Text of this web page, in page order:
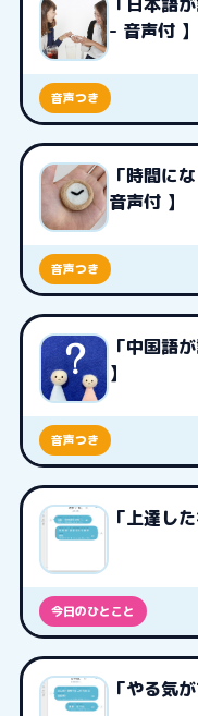
- 音声付 】
音声つき
「時間に
音声付 】
音声つき
「中国語
】
音声つき
「上達し
今日のひとこと
「やる気